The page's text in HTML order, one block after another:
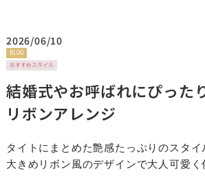
2026/06/10
BLOG
おすすめスタイル
結婚式やお呼ばれにぴった
リボンアレンジ
タイトにまとめた艶感たっぷりのスタイ
大きめリボン風のデザインで大人可愛く